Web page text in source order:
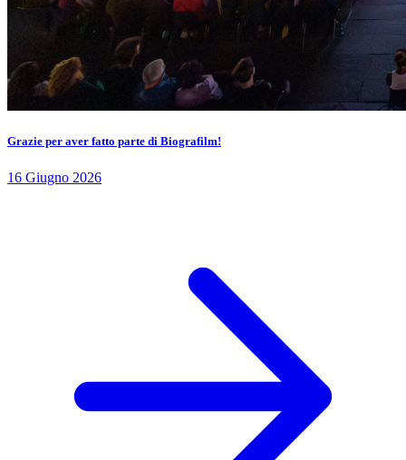
Grazie per aver fatto parte di Biografilm!
16 Giugno 2026